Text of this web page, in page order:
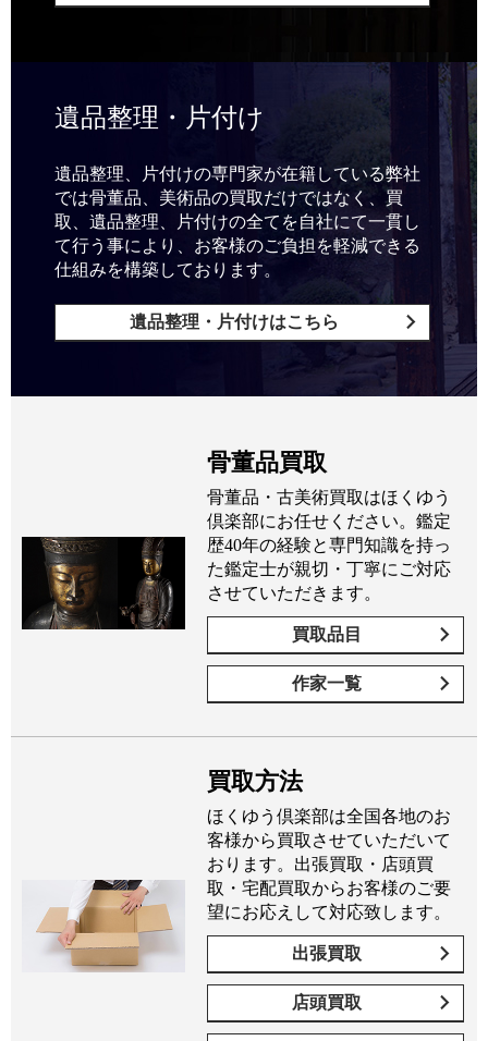
遺品整理・片付け
遺品整理、片付けの専門家が在籍している弊社
では骨董品、美術品の買取だけではなく、買
取、遺品整理、片付けの全てを自社にて一貫し
て行う事により、お客様のご負担を軽減できる
仕組みを構築しております。
遺品整理・片付けはこちら
骨董品買取
骨董品・古美術買取はほくゆう
倶楽部にお任せください。鑑定
歴40年の経験と専門知識を持っ
た鑑定士が親切・丁寧にご対応
させていただきます。
買取品目
作家一覧
買取方法
ほくゆう倶楽部は全国各地のお
客様から買取させていただいて
おります。出張買取・店頭買
取・宅配買取からお客様のご要
望にお応えして対応致します。
出張買取
店頭買取